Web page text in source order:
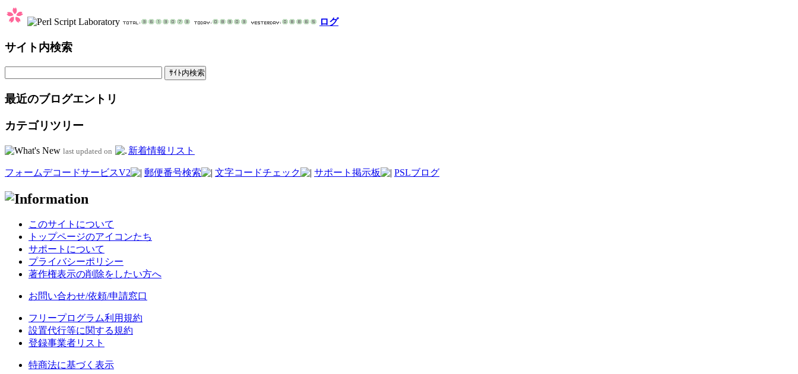
ログ
サイト内検索
最近のブログエントリ
カテゴリツリー
last updated on 新着情報リスト
フォームデコードサービスV2 郵便番号検索 文字コードチェック サポート掲示板 PSLブログ
このサイトについて
トップページのアイコンたち
サポートについて
プライバシーポリシー
著作権表示の削除をしたい方へ
お問い合わせ/依頼/申請窓口
フリープログラム利用規約
設置代行等に関する規約
登録事業者リスト
特商法に基づく表示